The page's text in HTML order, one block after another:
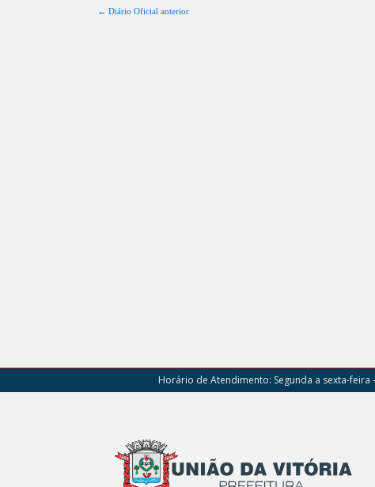
← Diário Oficial anterior
Horário de Atendimento: Segunda a sexta-feira